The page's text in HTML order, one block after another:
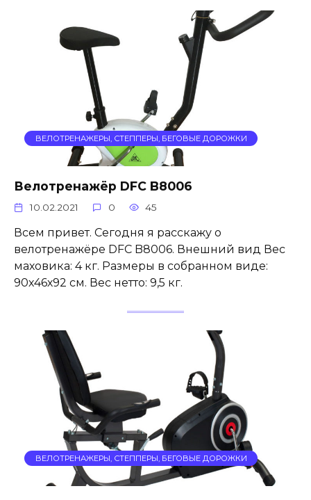
ВЕЛОТРЕНАЖЕРЫ, СТЕППЕРЫ, БЕГОВЫЕ ДОРОЖКИ
Велотренажёр DFC B8006
10.02.2021 0 45
Всем привет. Сегодня я расскажу о
велотренажёре DFC B8006. Внешний вид Вес
маховика: 4 кг. Размеры в собранном виде:
90х46х92 см. Вес нетто: 9,5 кг.
ВЕЛОТРЕНАЖЕРЫ, СТЕППЕРЫ, БЕГОВЫЕ ДОРОЖКИ